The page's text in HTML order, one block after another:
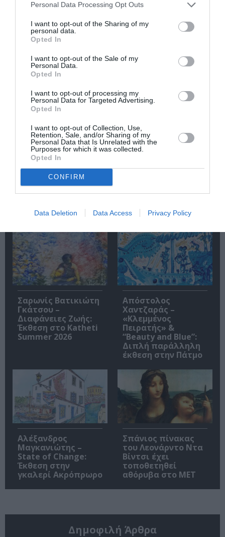
Personal Data Processing Opt Outs
I want to opt-out of the Sharing of my
personal data.
Opted In
I want to opt-out of the Sale of my
Personal Data.
Opted In
I want to opt-out of processing my
Personal Data for Targeted Advertising.
Opted In
I want to opt-out of Collection, Use,
Retention, Sale, and/or Sharing of my
Personal Data that Is Unrelated with the
Purposes for which it was collected.
Opted In
CONFIRM
Data Deletion Data Access Privacy Policy
BLANK WALL GALLERY
ΓΚΑΛΕΡΙ ΤΕΧΝΗΣ - ΑΙΘΟΥΣΕΣ ΤΕΧΝΗΣ
ΔΩΡΕΑΝ ΕΚΔΗΛΩΣΕΙΣ
ΕΙΚΑΣΤΙΚΕΣ ΕΚΘΕΣΕΙΣ
ΦΩΤΟΓΡΑΦΙΑ
Newsletter
την Τέχνη και τον Πολιτισμό!
Σχετικά Άρθρα
Σαρωνίς Βατικιώτη
Γκάτσου –
Διαφάνειες Ζωής:
Έκθεση στο Katheti
Summer 2026
Απόστολος
Χαντζαράς –
«Κλεμμένος
Πειρατής» &
“Beauty and Blue”:
Διπλή παράλληλη
έκθεση στην Πάτμο
Αλέξανδρος
Μαγκανιώτης –
State of Change:
Έκθεση στην
γκαλερί Ακρόπρωρο
Σπάνιος πίνακας
του Λεονάρντο Ντα
Βίντσι έχει
τοποθετηθεί
αθόρυβα στο MET
Δημοφιλή Άρθρα